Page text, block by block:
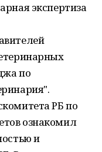
экспертиза
по
РБ по
ознакомил
и